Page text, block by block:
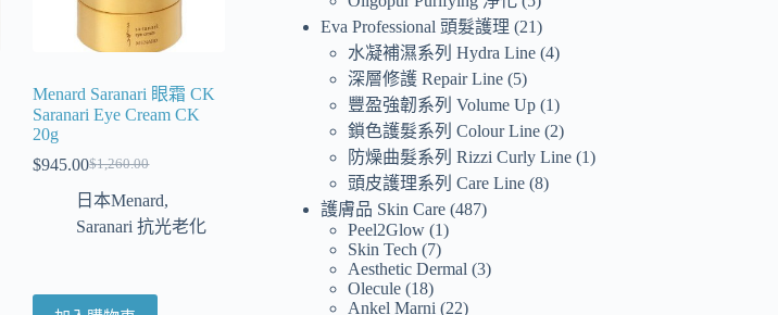
Menard Saranari 眼霜 CK
Saranari Eye Cream CK
20g
$1,260.00
$945.00
日本Menard,
Saranari 抗光老化
Eva Professional 頭髮護理
21
水凝補濕系列 Hydra Line 4
深層修護 Repair Line 5
豐盈強韌系列 Volume Up 1
鎖色護髮系列 Colour Line 2
防燥曲髮系列 Rizzi Curly Line 1
頭皮護理系列 Care Line 8
護膚品 Skin Care 487
Peel2Glow 1
Skin Tech
7
Aesthetic Dermal 3
Olecule 18
Ankel Marni
22